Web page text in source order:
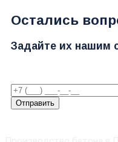
Остались
Задайте их нашим
Отправить